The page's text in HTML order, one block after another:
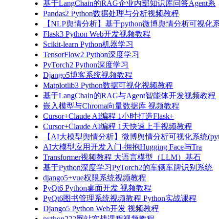
基于LangChain的RAG企业内部知识库问答Agent系
Pandas2 Python数据处理与分析视频教程
【NLP舆情分析】基于python微博舆情分析可视化
Flask3 Python Web开发视频教程
Scikit-learn Python机器学习
TensorFlow2 Python深度学习
PyTorch2 Python深度学习
Django5博客系统视频教程
Matplotlib3 Python数据可视化视频教程
基于LangChain的RAG与Agent智能体开发视频教程
嵌入模型与Chroma向量数据库 视频教程
Cursor+Claude AI编程 1小时打造Flask+
Cursor+Claude AI编程 1天快速上手视频教程
【AI大模型舆情分析】微博舆情分析可视化系统
AI大模型应用开发入门-拥抱Hugging Face与Tra
Transformer视频教程 大语言模型（LLM）基石
基于Python深度学习PyTorch2的车辆车牌识别系统
django5+vue权限系统视频教程
PyQt6 Python桌面开发 视频教程
PyQt6图书管理系统视频教程 Python实战课程
Django5 Python Web开发 视频教程